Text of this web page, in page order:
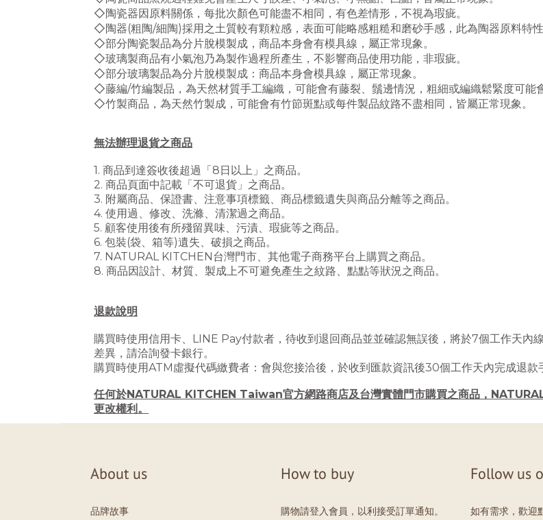
◇陶瓷器因原料關係，每批次顏色可能盡不相同，有色差情形，不視為瑕疵。
◇陶器(粗陶/細陶)採用之土質較有顆粒感，表面可能略感粗糙和磨砂手感，此為陶器原料特性
◇部分陶瓷製品為分片脫模製成，商品本身會有模具線，屬正常現象。
◇玻璃製商品有小氣泡乃為製作過程所產生，不影響商品使用功能，非瑕疵。
◇部分玻璃製品為分片脫模製成：商品本身會模具線，屬正常現象。
◇藤編/竹編製品，為天然材質手工編織，可能會有藤裂、鬚邊情況，粗細或編織鬆緊度可能
◇竹製商品，為天然竹製成，可能會有竹節斑點或每件製品紋路不盡相同， 皆屬正常現象。
無法辦理退貨之商品
1. 商品到達簽收後超過「8日以上」之商品。
2. 商品頁面中記載「不可退貨」之商品。
3. 附屬商品、保證書、注意事項標籤、商品標籤遺失與商品分離等之商品。
4. 使用過、修改、洗滌、清潔過之商品。
5. 顧客使用後有所殘留異味、污漬、瑕疵等之商品。
6. 包裝(袋、箱等)遺失、破損之商品。
7. NATURAL KITCHEN台灣門市、其他電子商務平台上購買之商品。
8. 商品因設計、材質、製成上不可避免產生之紋路、點點等狀況之商品。
退款說明
購買時使用信用卡、LINE Pay付款者，待收到退回商品並並確認無誤後，將於7個工作天內
差異，請洽詢發卡銀行。
購買時使用ATM虛擬代碼繳費者：會與您接洽後， 於收到匯款資訊後30個工作天內完成退款
任何於NATURAL KITCHEN Taiwan官方網路商店及台灣實體門市購買之商品，
更改權利。
About us
品牌故事
How to buy
購物請登入會員，以利接受訂單通知。
Follow us
如有需求，歡迎